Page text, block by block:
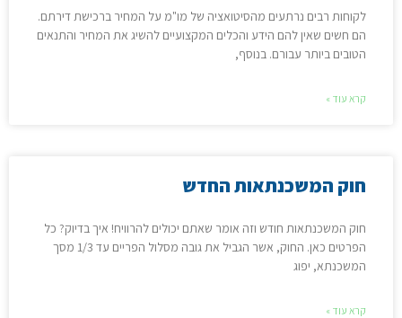
לקוחות רבים נרתעים מהסיטואציה של מו"מ על המחיר ברכישת דירתם.
הם חשים שאין להם הידע והכלים המקצועיים להשיג את המחיר והתנאים
הטובים ביותר עבורם. בנוסף,
קרא עוד »
חוק המשכנתאות החדש
חוק המשכנתאות חודש וזה אומר שאתם יכולים להרוויח! איך בדיוק? כל
הפרטים כאן. החוק, אשר הגביל את גובה מסלול הפריים עד 1/3 מסך
המשכנתא, יפוג
קרא עוד »